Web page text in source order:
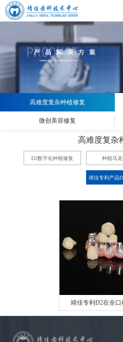
高难度复杂种植修复
微创美容修复
高难度复杂
D2数字化种植修复 种植马
靖佳专利产品
靖佳专利D2在全口